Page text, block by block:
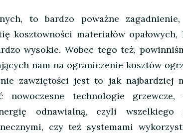
to bardzo poważne
kosztowności materiałów
wysokie. Wobec tego też,
nam na ograniczenie kosztów
zawziętości jest to jak najbardziej
nowoczesne technologie
odnawialną, czyli wszelkiego
czy też systemami